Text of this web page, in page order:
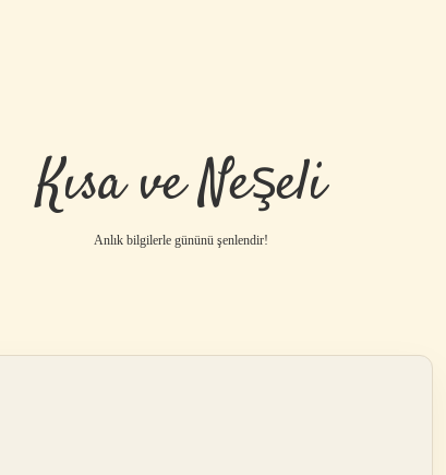
Kısa ve Neşeli
Anlık bilgilerle gününü şenlendir!